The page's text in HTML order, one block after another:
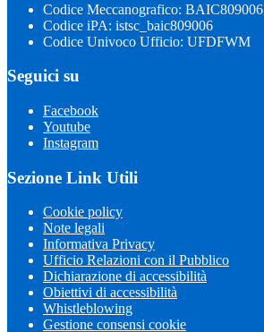
Codice Meccanografico: BAIC809006
Codice iPA: istsc_baic809006
Codice Univoco Ufficio: UFDFWM
Seguici su
Facebook
Youtube
Instagram
Sezione Link Utili
Cookie policy
Note legali
Informativa Privacy
Ufficio Relazioni con il Pubblico
Dichiarazione di accessibilità
Obiettivi di accessibilità
Whistleblowing
Gestione consensi cookie